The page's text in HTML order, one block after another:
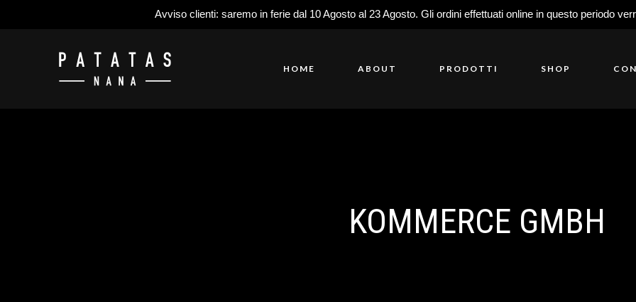
Avviso clienti: saremo in ferie dal 10 Agosto al 23 Agosto. Gli ordini effettuati online in questo periodo
HOME ABOUT PRODOTTI SHOP
KOMMERCE GMBH